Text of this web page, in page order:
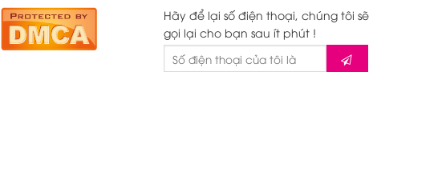
Hãy để lại số điện thoại, chúng tôi sẽ
gọi lại cho bạn sau ít phút !